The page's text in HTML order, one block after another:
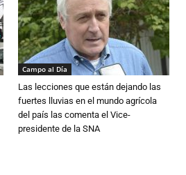
Campo al Día
Las lecciones que están dejando las
fuertes lluvias en el mundo agrícola
del país las comenta el Vice-
presidente de la SNA